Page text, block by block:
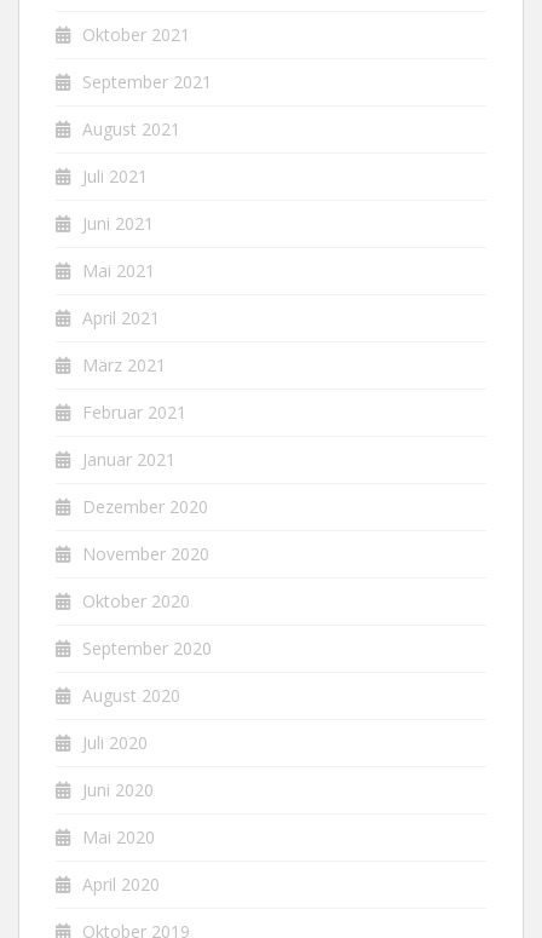
Oktober 2021
September 2021
August 2021
Juli 2021
Juni 2021
Mai 2021
April 2021
März 2021
Februar 2021
Januar 2021
Dezember 2020
November 2020
Oktober 2020
September 2020
August 2020
Juli 2020
Juni 2020
Mai 2020
April 2020
Oktober 2019